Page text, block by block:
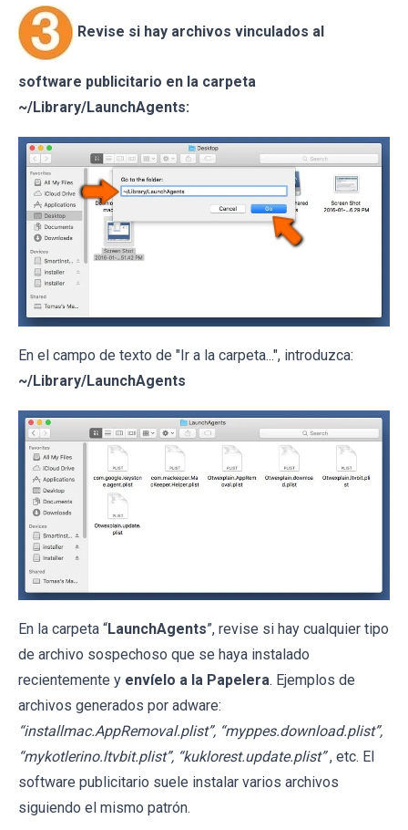
Revise si hay archivos vinculados al
software publicitario en la carpeta
~/Library/LaunchAgents:
En el campo de texto de "Ir a la carpeta...", introduzca:
~/Library/LaunchAgents
En la carpeta “LaunchAgents”, revise si hay cualquier tipo
de archivo sospechoso que se haya instalado
recientemente y envíelo a la Papelera. Ejemplos de
archivos generados por adware:
“installmac.AppRemoval.plist”, “myppes.download.plist”,
“mykotlerino.ltvbit.plist”, “kuklorest.update.plist” , etc. El
software publicitario suele instalar varios archivos
siguiendo el mismo patrón.